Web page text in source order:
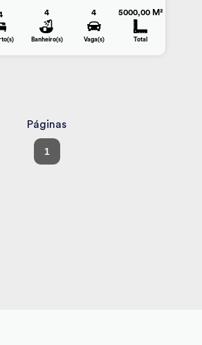
4
Banheiro(s)
4
Vaga(s)
5000,00 M²
Total
Páginas
1